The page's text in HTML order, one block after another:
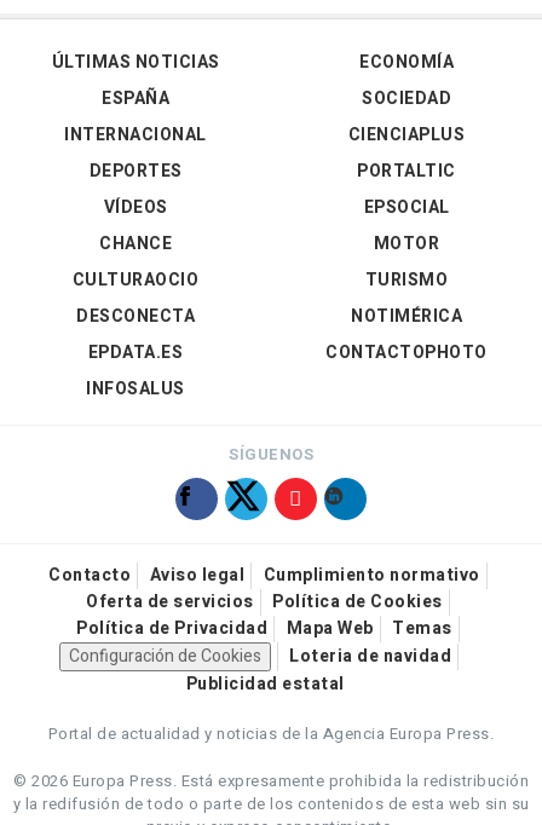
ÚLTIMAS NOTICIAS
ESPAÑA
INTERNACIONAL
DEPORTES
VÍDEOS
ECONOMÍA
SOCIEDAD
CIENCIAPLUS
PORTALTIC
EPSOCIAL
CHANCE
CULTURAOCIO
DESCONECTA
EPDATA.ES
INFOSALUS
MOTOR
TURISMO
NOTIMÉRICA
CONTACTOPHOTO
SÍGUENOS
Contacto Aviso legal
Cumplimiento normativo
Oferta de servicios
Política de Cookies
Política de Privacidad
Mapa Web
Temas
Configuración de Cookies
Loteria de navidad
Publicidad estatal
Portal de actualidad y noticias de la Agencia Europa Press.
© 2026 Europa Press. Está expresamente prohibida la redistribución
y la redifusión de todo o parte de los contenidos de esta web sin su